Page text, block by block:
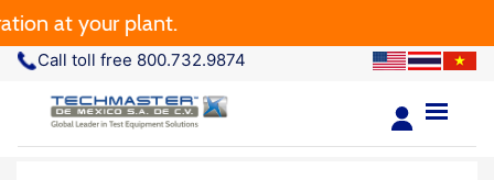
at your plant.
Call toll free 800.732.9874